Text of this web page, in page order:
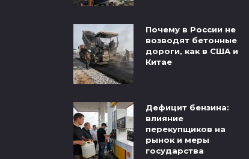
Почему в России не
возводят бетонные
дороги, как в США и
Китае
Дефицит бензина:
влияние
перекупщиков на
рынок и меры
государства